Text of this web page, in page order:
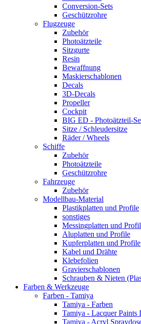
Conversion-Sets
Geschützrohre
Flugzeuge
Zubehör
Photoätzteile
Sitzgurte
Resin
Bewaffnung
Maskierschablonen
Decals
3D-Decals
Propeller
Cockpit
BIG ED - Photoätzteil-
Sitze / Schleudersitze
Räder / Wheels
Schiffe
Zubehör
Photoätzteile
Geschützrohre
Fahrzeuge
Zubehör
Modellbau-Material
Plastikplatten und Profile
sonstiges
Messingplatten und
Aluplatten und Profile
Kupferplatten und Profile
Kabel und Drähte
Klebefolien
Gravierschablonen
Schrauben & Nieten
Farben & Werkzeuge
Farben - Tamiya
Tamiya - Farben
Tamiya - Lacquer Paints
Tamiya - Acryl